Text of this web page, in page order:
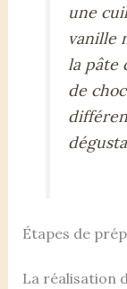
une
vanille
la pâte
de
Étapes de
La réalisation